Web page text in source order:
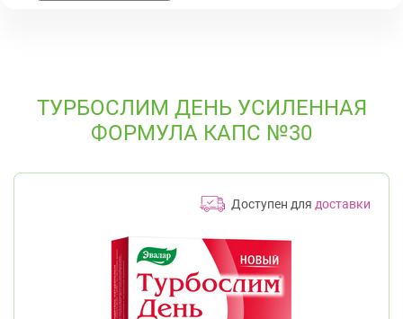
ТУРБОСЛИМ ДЕНЬ УСИЛЕННАЯ
ФОРМУЛА КАПС №30
Доступен для доставки